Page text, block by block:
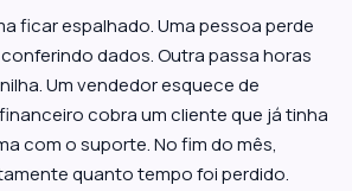
ficar espalhado. Uma pessoa perde
dados. Outra passa horas
Um vendedor esquece de
cobra um cliente que já tinha
com o suporte. No fim do mês,
quanto tempo foi perdido.